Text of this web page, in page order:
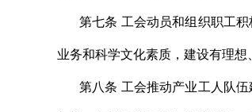
第七条 工会动员和组织职工
业务和科学文化素质，建设有理想
第八条 工会推动产业工人队